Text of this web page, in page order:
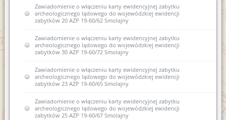
Zawiadomienie o włączeniu karty ewidencyjnej zabytku
archeologicznego lądowego do wojewódzkiej ewidencji
zabytków 20 AZP 19-60/62 Smolajny
Zawiadomienie o włączeniu karty ewidencyjnej zabytku
archeologicznego lądowego do wojewódzkiej ewidencji
zabytków 30 AZP 19-60/72 Smolajny
Zawiadomienie o włączeniu karty ewidencyjnej zabytku
archeologicznego lądowego do wojewódzkiej ewidencji
zabytków 23 AZP 19-60/65 Smolajny
Zawiadomienie o włączeniu karty ewidencyjnej zabytku
archeologicznego lądowego do wojewódzkiej ewidencji
zabytków 25 AZP 19-60/67 Smolajny